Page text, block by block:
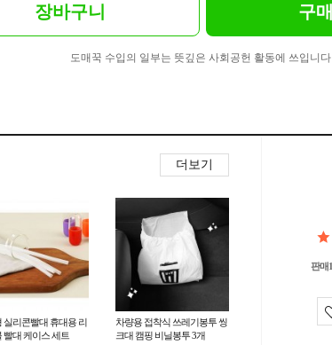
장바구니 구
도매꾹 수입의 일부는 뜻깊은 사회공헌 활동에 쓰입니다
더보기
실리콘빨대 휴대용 리
빨대 케이스 세트
차량용 접착식 쓰레기봉투 씽
크대 캠핑 비닐봉투 3개
판매